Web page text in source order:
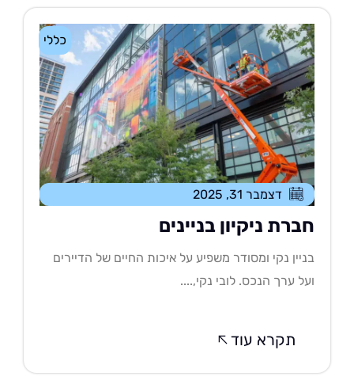
כללי
דצמבר 31, 2025
ניקיון בניינים
נקי ומסודר משפיע על איכות החיים של הדיירים
ערך הנכס. לובי נקי,....
תקרא עוד